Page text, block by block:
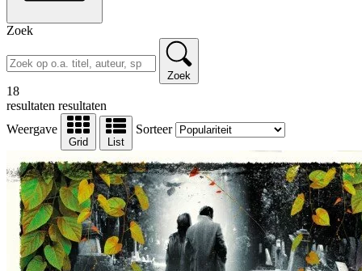
Zoek
Zoek
18
resultaten resultaten
Weergave
Grid List
Sorteer